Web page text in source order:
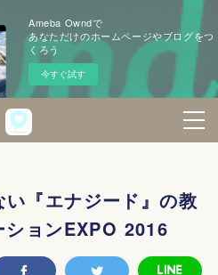
Ameba Owndで
あなただけのホームページやブログをつ
くろう
今すぐ試す
『エナジード』の教
ョンEXPO 2016